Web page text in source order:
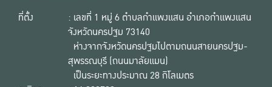
ที่ตั้ง
: เลขที่ 1 หมู่ 6 ตำบลกำแพงแสน อำเภอกำแพงแสน
จังหวัดนครปฐม 73140
ห่างจากจังหวัดนครปฐมไปตามถนนสายนครปฐม-
สุพรรณบุรี (ถนนมาลัยแมน)
เป็นระยะทางประมาณ 28 กิโลเมตร